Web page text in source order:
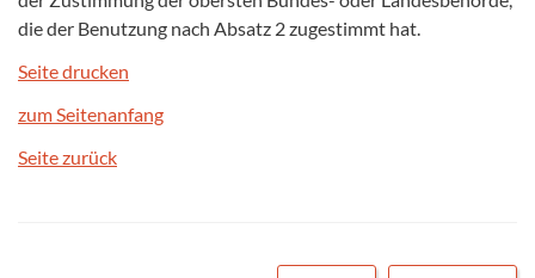
die der Benutzung nach Absatz 2 zugestimmt hat.
Seite drucken
zum Seitenanfang
Seite zurück